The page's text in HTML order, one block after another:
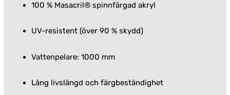
100 % Masacril® spinnfärgad akryl
UV-resistent (över 90 % skydd)
Vattenpelare: 1000 mm
Lång livslängd och färgbeständighet